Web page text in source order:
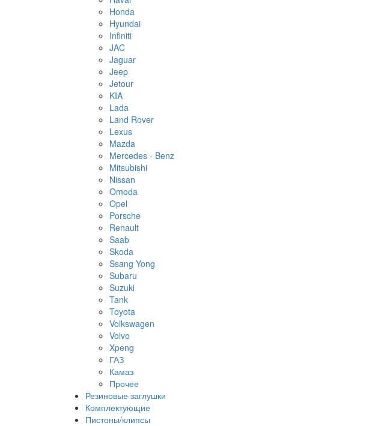
Honda
Hyundai
Infiniti
JAC
Jaguar
Jeep
Jetour
KIA
Lada
Land Rover
Lexus
Mazda
Mercedes - Benz
Mitsubishi
Nissan
Omoda
Opel
Porsche
Renault
Saab
Skoda
Ssang Yong
Subaru
Suzuki
Tank
Toyota
Volkswagen
Volvo
Xpeng
ГАЗ
Камаз
Прочее
Резиновые заглушки
Комплектующие
Пистоны/клипсы